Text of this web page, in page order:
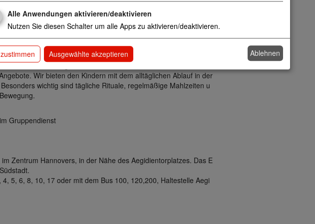
auf jedes Kind abgestimmte Eingewöhnung, die ihm hilft eine g
Wir geben den Kindern Nähe, Aufmerksamkeit und Si
Entwicklung.
auseinander. Kinder sind neugierig, wollen Neues entdecke
Prozess begleiten wir die Kinder aufmerksam. Wir stärke
Wir bieten den Kindern mit dem alltäglichen Ablauf in der
wichtig sind tägliche Rituale, regelmäßige Mahlzeiten u
Gruppendienst
Zentrum Hannovers, in der Nähe des Aegidientorplatzes. Das E
5, 6, 8, 10, 17 oder mit dem Bus 100, 120,200, Haltestelle Aegi
Alle Anwendungen aktivieren/deaktivieren
Nutzen Sie diesen Schalter um alle Apps zu aktivieren/deaktivieren.
Ausgewählte akzeptieren Ablehnen